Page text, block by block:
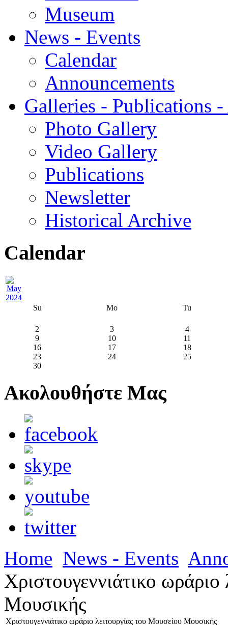
Museum
News - Events
Calendar
Announcements
Galleries - Publications
Photo Gallery
Video Gallery
Publications
Newsletter
Historical Archive
Calendar
Su Mo Tu
2 3
4
9
10
11
16
17
18
23
24
25
30
Ακολουθήστε Μας
Home News - Events
Χριστουγεννιάτικο
Μουσικής
Χριστουγεννιάτικο ωράριο λειτουργίας του Μουσείου Μουσικής